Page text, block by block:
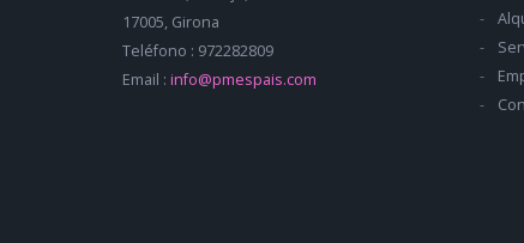
17005, Girona
Teléfono : 972282809
Email : info@pmespais.com